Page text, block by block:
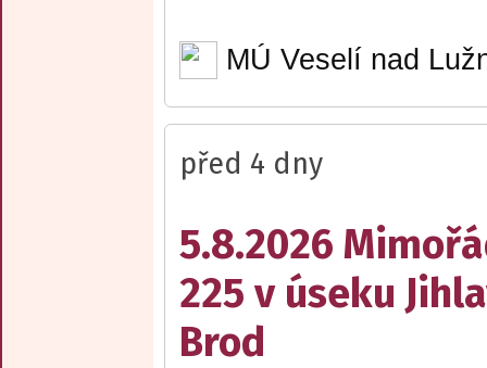
MÚ Veselí nad
před 4 dny
5.8.2026
225 v úseku
Brod